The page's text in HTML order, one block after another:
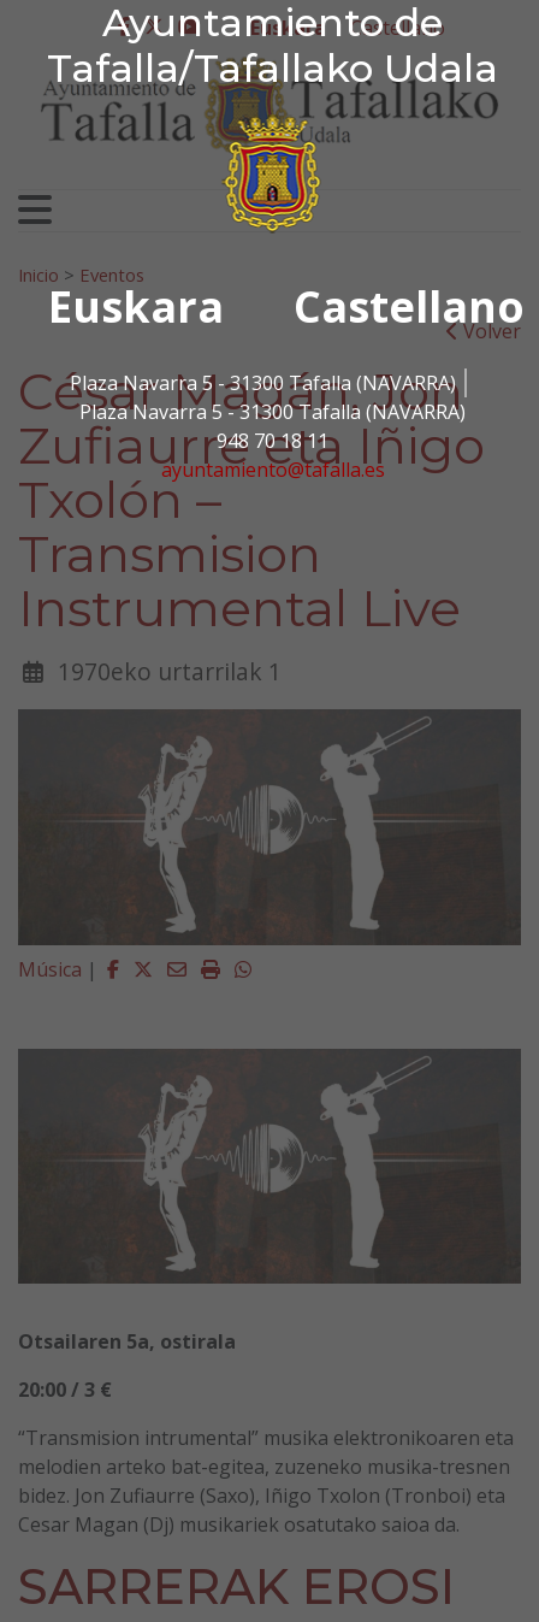
Ayuntamiento de
Tafalla/Tafallako Udala
Euskara Castellano
Plaza Navarra 5 - 31300 Tafalla (NAVARRA)
Plaza Navarra 5 - 31300 Tafalla (NAVARRA)
948 70 18 11
ayuntamiento@tafalla.es
Ir al contenido
Ayuntamiento de
facebook
twitter
youtube
Euskara Castellano
Bilatu:
Inicio > Eventos
Volver
César Magán, Jon
Zufiaurre eta Iñigo
Txolón –
Transmision
Instrumental Live
1970eko urtarrilak 1
Música | Facebook
Twitter
EmailImprimirWhatsapp
Otsailaren 5a, ostirala
20:00 / 3 €
“Transmision intrumental” musika elektronikoaren eta
melodien arteko bat-egitea, zuzeneko musika-tresnen
bidez. Jon Zufiaurre (Saxo), Iñigo Txolon (Tronboi) eta
Cesar Magan (Dj) musikariek osatutako saioa da.
SARRERAK EROSI